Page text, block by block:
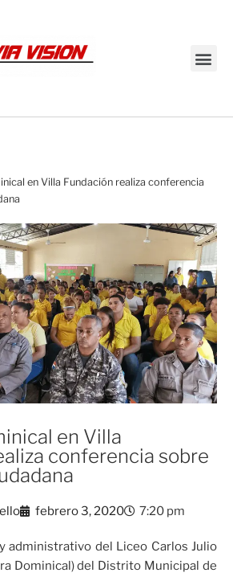
en Villa Fundación realiza conferencia
en Villa
conferencia sobre
febrero 3, 2020 7:20 pm
administrativo del Liceo Carlos Julio
Dominical) del Distrito Municipal de